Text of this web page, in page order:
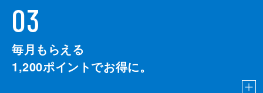
03
毎月もらえる
1,200ポイントでお得に。